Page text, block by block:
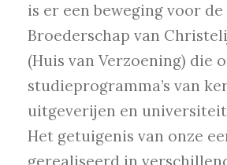
is er een beweging voor de
Broederschap van
(Huis van Verzoening) die
studieprogramma’s van
uitgeverijen en
Het getuigenis van onze
gerealiseerd in